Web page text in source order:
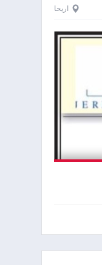
اريحا